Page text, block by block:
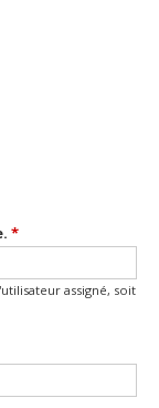
*
assigné, soit